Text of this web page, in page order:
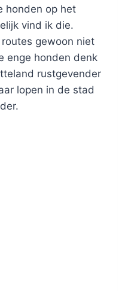
honden op het
vind ik die.
gewoon niet
enge honden denk
rustgevender
lopen in de stad